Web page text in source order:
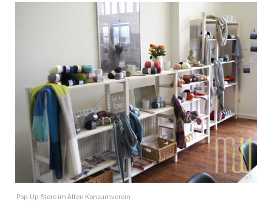
Pop-Up-Store im Alten Konsumverein